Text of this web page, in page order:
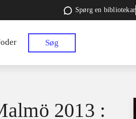
Spørg en bibliotekar
Søg
2013 :